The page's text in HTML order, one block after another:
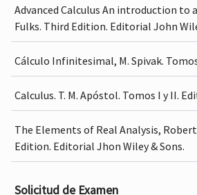
Advanced Calculus An introduction to
Fulks. Third Edition. Editorial John
Cálculo Infinitesimal, M. Spivak.
Calculus. T. M. Apóstol. Tomos I y II.
The Elements of Real Analysis,
Edition. Editorial Jhon Wiley & Sons.
Solicitud de Examen